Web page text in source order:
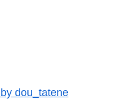
dou_tatene